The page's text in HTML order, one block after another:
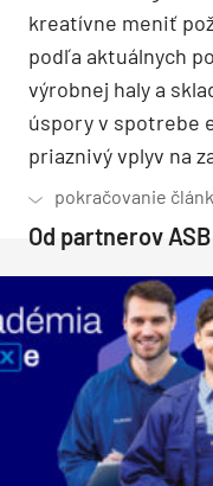
kreatívne meniť
podľa aktuálnych
výrobnej haly a
úspory v spotrebe
priaznivý vplyv na
Od partnerov ASB